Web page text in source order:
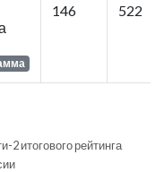
146 522
2 итогового рейтинга